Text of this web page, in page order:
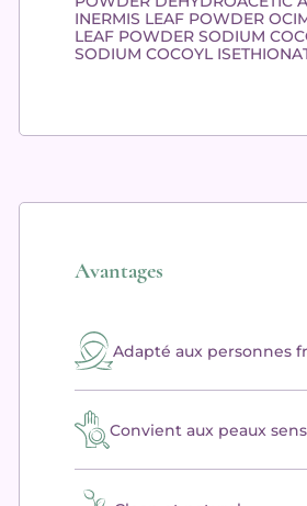
INERMIS LEAF POWDER
LEAF POWDER SODIUM
SODIUM COCOYL
Avantages
Adapté aux personnes
Convient aux peaux